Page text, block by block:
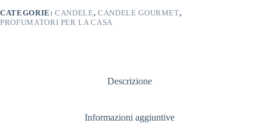
CATEGORIE:CANDELE,CANDELE GOURMET,
PROFUMATORI PER LA CASA
Descrizione
Informazioni aggiuntive